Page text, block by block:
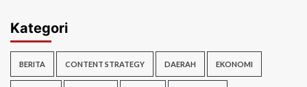
Kategori
BERITA CONTENT STRATEGY DAERAH EKONOMI